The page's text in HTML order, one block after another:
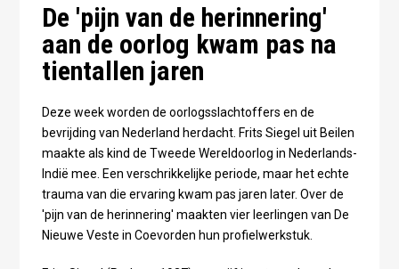
De 'pijn van de herinnering'
aan de oorlog kwam pas na
tientallen jaren
Deze week worden de oorlogsslachtoffers en de
bevrijding van Nederland herdacht. Frits Siegel uit Beilen
maakte als kind de Tweede Wereldoorlog in Nederlands-
Indië mee. Een verschrikkelijke periode, maar het echte
trauma van die ervaring kwam pas jaren later. Over de
'pijn van de herinnering' maakten vier leerlingen van De
Nieuwe Veste in Coevorden hun profielwerkstuk.